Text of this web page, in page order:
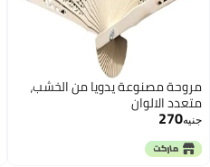
مروحة مصنوعة يدويا من الخشب،
متعدد الالوان
جنيه270